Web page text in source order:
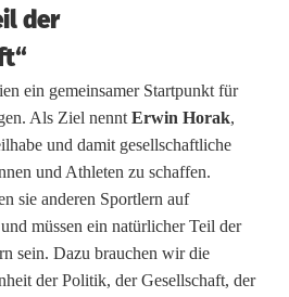
der
ein gemeinsamer Startpunkt für
Als Ziel nennt Erwin Horak,
und damit gesellschaftliche
und Athleten zu schaffen.
sie anderen Sportlern auf
müssen ein natürlicher Teil der
sein. Dazu brauchen wir die
der Politik, der Gesellschaft, der